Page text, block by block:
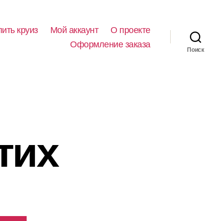
круиз Мой аккаунт
О проекте
Оформление заказа
Поиск
₽.